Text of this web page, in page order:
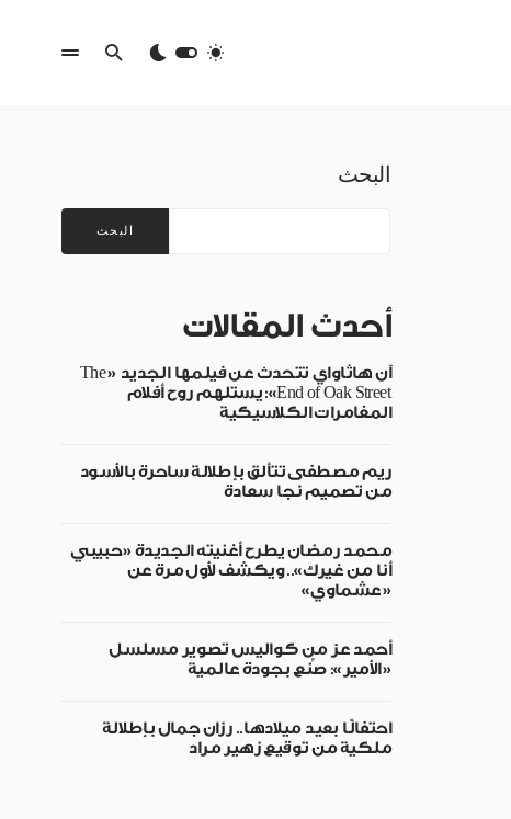
البحث
البحث
أحدث المقالات
آن هاثاواي تتحدث عن فيلمها الجديد «The
End of Oak Street»: يستلهم روح أفلام
المغامرات الكلاسيكية
ريم مصطفى تتألق بإطلالة ساحرة بالأسود
من تصميم نجا سعادة
محمد رمضان يطرح أغنيته الجديدة «حبيبي
أنا من غيرك».. ويكشف لأول مرة عن
«عشماوي»
أحمد عز من كواليس تصوير مسلسل
«الأمير»: صُنع بجودة عالمية
احتفالًا بعيد ميلادها.. رزان جمال بإطلالة
ملكية من توقيع زهير مراد